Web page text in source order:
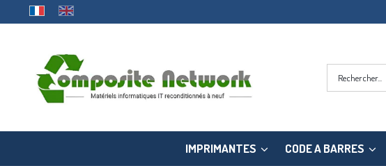
IMPRIMANTES CODE A BARRES